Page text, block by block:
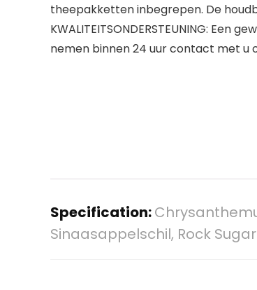
theepakketten inbegrepen. De
KWALITEITSONDERSTEUNING:
nemen binnen 24 uur contact met u
Specification:
Sinaasappelschil, Rock